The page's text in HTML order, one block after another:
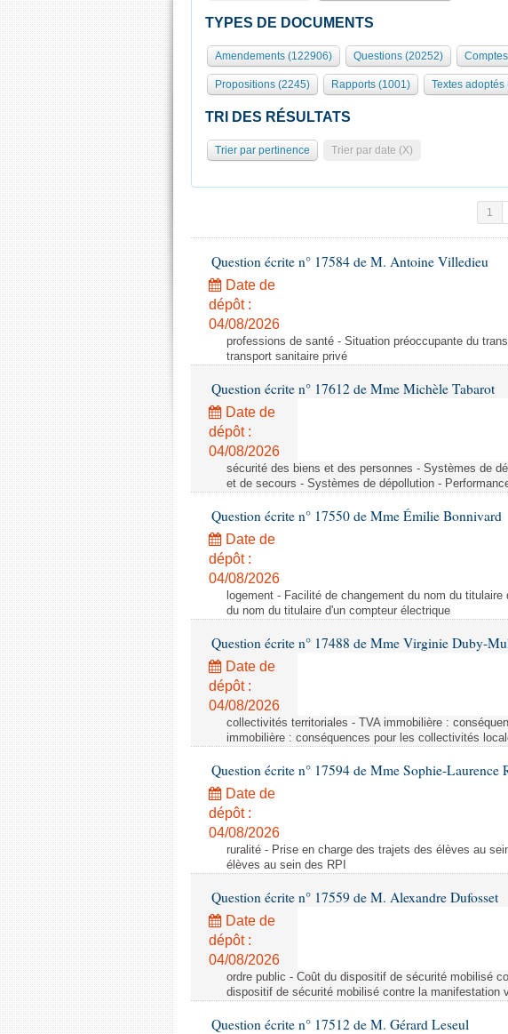
TYPES DE DOCUMENTS
Amendements (122906) Questions (20252)
Propositions (2245) Rapports (1001) Textes adoptés
TRI DES RÉSULTATS
Trier par pertinence Trier par date (X)
1
Question écrite n° 17584 de M. Antoine Villedieu
Date de
dépôt :
04/08/2026
professions de santé - Situation préoccupante du
transport sanitaire privé
Question écrite n° 17612 de Mme Michèle Tabarot
Date de
dépôt :
04/08/2026
sécurité des biens et des personnes - Systèmes de
et de secours - Systèmes de dépollution -
Question écrite n° 17550 de Mme Émilie Bonnivard
Date de
dépôt :
04/08/2026
logement - Facilité de changement du nom du
du nom du titulaire d'un compteur électrique
Question écrite n° 17488 de Mme Virginie Duby-
Date de
dépôt :
04/08/2026
collectivités territoriales - TVA immobilière :
immobilière : conséquences pour les collectivités
Question écrite n° 17594 de Mme Sophie-Laurence
Date de
dépôt :
04/08/2026
ruralité - Prise en charge des trajets des élèves au
élèves au sein des RPI
Question écrite n° 17559 de M. Alexandre Dufosset
Date de
dépôt :
04/08/2026
ordre public - Coût du dispositif de sécurité mobilisé
dispositif de sécurité mobilisé contre la manifestation
Question écrite n° 17512 de M. Gérard Leseul